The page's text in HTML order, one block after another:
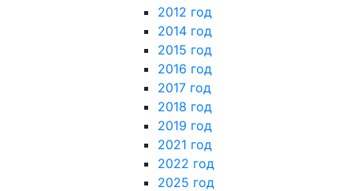
2012 год
2014 год
2015 год
2016 год
2017 год
2018 год
2019 год
2021 год
2022 год
2025 год